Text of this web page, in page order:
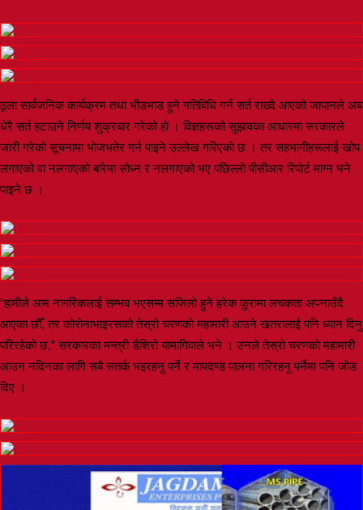
ठूला सार्वजनिक कार्यक्रम तथा भीडभाड हुने गतिविधि गर्न सर्त राख्दै आएको जापानले अब
धेरै सर्त हटाउने निर्णय शुक्रबार गरेको हो । विज्ञहरूको सुझावका आधारमा सरकारले
जारी गरेको सूचनामा भोजभतेर गर्न पाइने उल्लेख गरिएको छ । तर सहभागीहरूलाई खोप
लगाएको वा नलगाएको बारेमा सोध्न र नलगाएको भए पछिल्लो पीसीआर रिपोर्ट माग्न भने
पाइने छ ।
“हामीले आम नागरिकलाई सम्भव भएसम्म सजिलो हुने हरेक कुरामा लचकता अपनाउँदै
आएका छौँ, तर कोरोनाभाइरसको तेस्रो चरणको महामारी आउने खतरालाई पनि ध्यान दिनु
परिरहेको छ,” सरकारका मन्त्री डैशिरो यामागिवाले भने । उनले तेस्रो चरणको महामारी
आउन नदिनका लागि सबै सतर्क भइरहनु पर्ने र मापदण्ड पालना गरिरहनु पर्नेमा पनि जोड
दिए ।